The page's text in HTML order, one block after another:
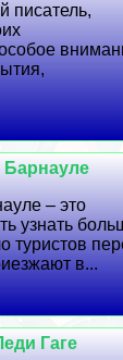
писатель,
Барнауле
– это
узнать
туристов
в...
Гаге